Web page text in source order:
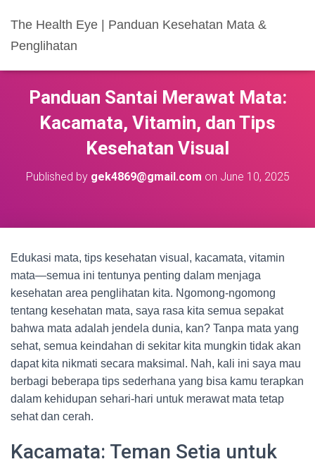
The Health Eye | Panduan Kesehatan Mata &
Penglihatan
Panduan Santai Merawat Mata:
Kacamata, Vitamin, dan Tips
Kesehatan Visual
Published by gek4869@gmail.com on June 10, 2025
Edukasi mata, tips kesehatan visual, kacamata, vitamin
mata—semua ini tentunya penting dalam menjaga
kesehatan area penglihatan kita. Ngomong-ngomong
tentang kesehatan mata, saya rasa kita semua sepakat
bahwa mata adalah jendela dunia, kan? Tanpa mata yang
sehat, semua keindahan di sekitar kita mungkin tidak akan
dapat kita nikmati secara maksimal. Nah, kali ini saya mau
berbagi beberapa tips sederhana yang bisa kamu terapkan
dalam kehidupan sehari-hari untuk merawat mata tetap
sehat dan cerah.
Kacamata: Teman Setia untuk